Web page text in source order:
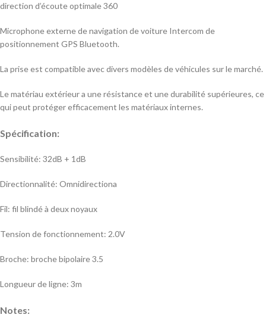
direction d’écoute optimale 360
Microphone externe de navigation de voiture Intercom de
positionnement GPS Bluetooth.
La prise est compatible avec divers modèles de véhicules sur le marché.
Le matériau extérieur a une résistance et une durabilité supérieures, ce
qui peut protéger efficacement les matériaux internes.
Spécification:
Sensibilité: 32dB + 1dB
Directionnalité: Omnidirectiona
Fil: fil blindé à deux noyaux
Tension de fonctionnement: 2.0V
Broche: broche bipolaire 3.5
Longueur de ligne: 3m
Notes: